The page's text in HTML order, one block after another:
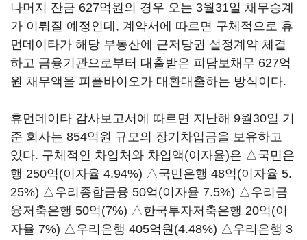
나머지 잔금 627억원의 경우 오는 3월31일 채무승계
가 이뤄질 예정인데, 계약서에 따르면 구체적으로 휴
먼데이타가 해당 부동산에 근저당권 설정계약 체결
하고 금융기관으로부터 대출받은 피담보채무 627억
원 채무액을 피플바이오가 대환대출하는 방식이다.
휴먼데이타 감사보고서에 따르면 지난해 9월30일 기
준 회사는 854억원 규모의 장기차입금을 보유하고
있다. 구체적인 차입처와 차입액(이자율)은 △국민은
행 250억(이자율 4.94%) △국민은행 48억(이자율 5.
25%) △우리종합금융 50억(이자율 7.5%) △우리금
융저축은행 50억(7%) △한국투자저축은행 20억(이
자율 7%) △우리은행 405억원(4.48%) △우리은행 3